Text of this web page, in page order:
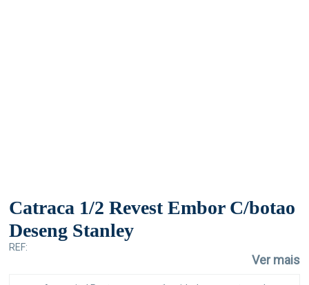
Catraca 1/2 Revest Embor C/botao
Deseng Stanley
REF:
Ver mais